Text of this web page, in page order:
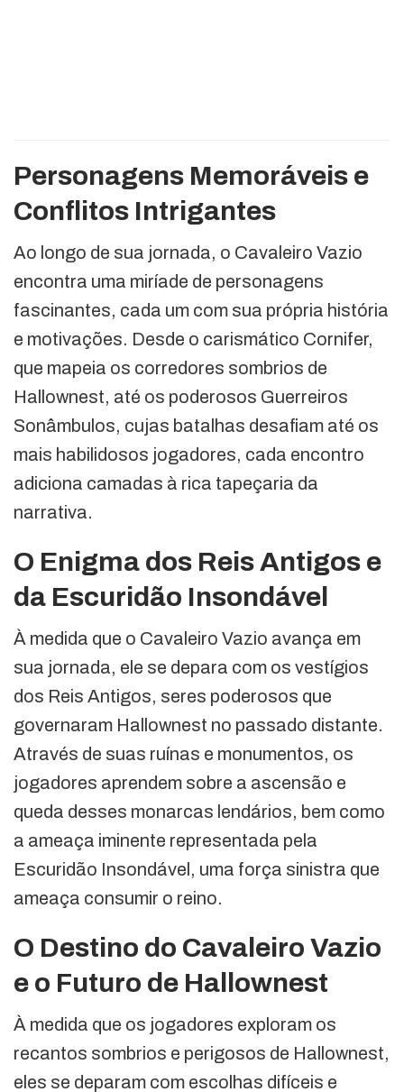
Personagens Memoráveis e
Conflitos Intrigantes
Ao longo de sua jornada, o Cavaleiro Vazio
encontra uma miríade de personagens
fascinantes, cada um com sua própria história
e motivações. Desde o carismático Cornifer,
que mapeia os corredores sombrios de
Hallownest, até os poderosos Guerreiros
Sonâmbulos, cujas batalhas desafiam até os
mais habilidosos jogadores, cada encontro
adiciona camadas à rica tapeçaria da
narrativa.
O Enigma dos Reis Antigos e
da Escuridão Insondável
À medida que o Cavaleiro Vazio avança em
sua jornada, ele se depara com os vestígios
dos Reis Antigos, seres poderosos que
governaram Hallownest no passado distante.
Através de suas ruínas e monumentos, os
jogadores aprendem sobre a ascensão e
queda desses monarcas lendários, bem como
a ameaça iminente representada pela
Escuridão Insondável, uma força sinistra que
ameaça consumir o reino.
O Destino do Cavaleiro Vazio
e o Futuro de Hallownest
À medida que os jogadores exploram os
recantos sombrios e perigosos de Hallownest,
eles se deparam com escolhas difíceis e